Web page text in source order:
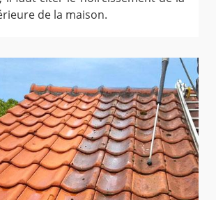
de la maison.